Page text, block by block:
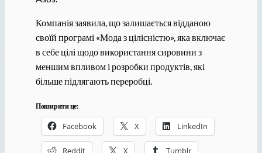
Компанія заявила, що залишається відданою
своїй програмі «Мода з цілісністю», яка включає
в себе цілі щодо використання сировини з
меншим впливом і розробки продуктів, які
більше підлягають переробці.
Поширити це:
Facebook X LinkedIn
Reddit X Tumblr